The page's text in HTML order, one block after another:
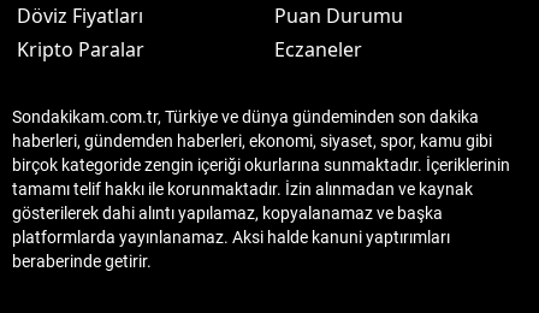
Döviz Fiyatları
Kripto Paralar
Puan Durumu
Eczaneler
Sondakikam.com.tr, Türkiye ve dünya gündeminden son dakika
haberleri, gündemden haberleri, ekonomi, siyaset, spor, kamu gibi
birçok kategoride zengin içeriği okurlarına sunmaktadır. İçeriklerinin
tamamı telif hakkı ile korunmaktadır. İzin alınmadan ve kaynak
gösterilerek dahi alıntı yapılamaz, kopyalanamaz ve başka
platformlarda yayınlanamaz. Aksi halde kanuni yaptırımları
beraberinde getirir.